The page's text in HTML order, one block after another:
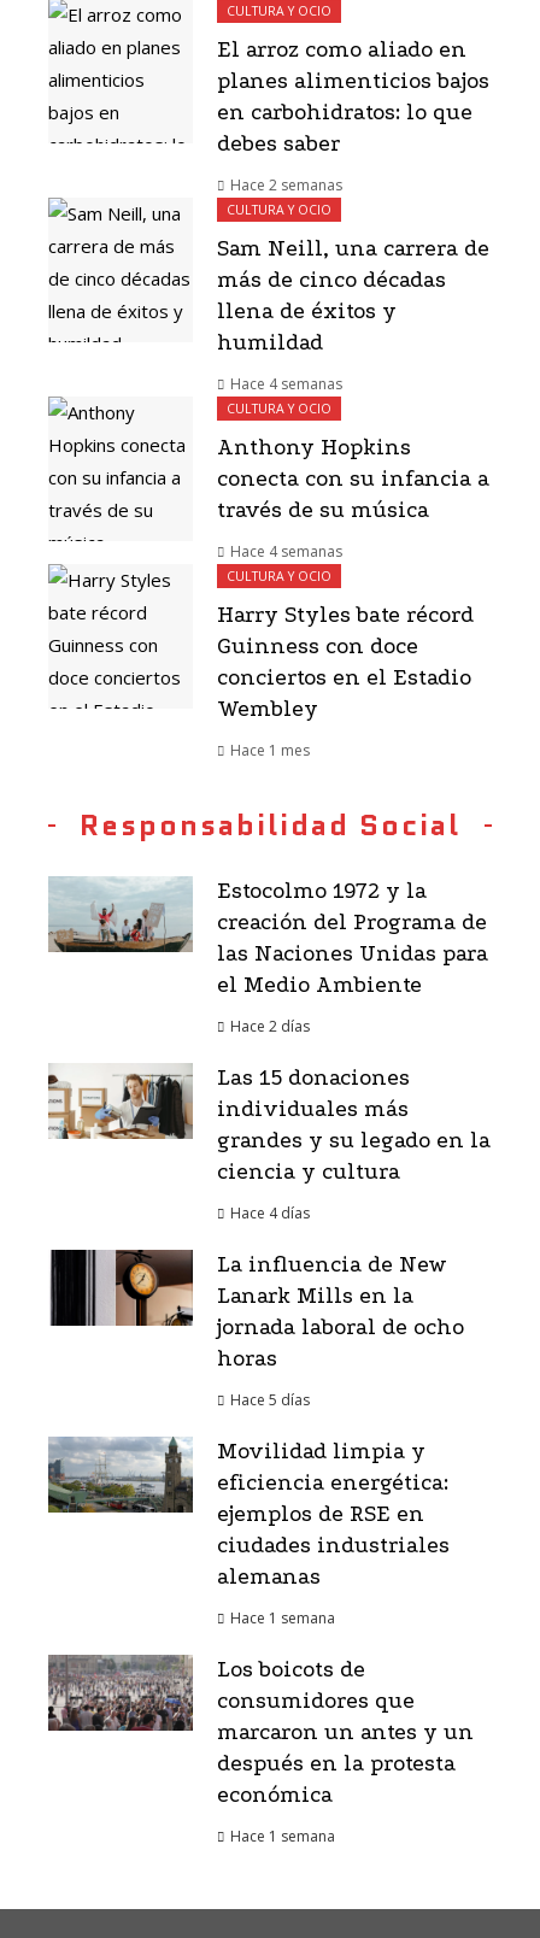
CULTURA Y OCIO
El arroz como aliado en
planes alimenticios bajos
en carbohidratos: lo que
debes saber
Hace 2 semanas
CULTURA Y OCIO
Sam Neill, una carrera de
más de cinco décadas
llena de éxitos y
humildad
Hace 4 semanas
CULTURA Y OCIO
Anthony Hopkins
conecta con su infancia a
través de su música
Hace 4 semanas
CULTURA Y OCIO
Harry Styles bate récord
Guinness con doce
conciertos en el Estadio
Wembley
Hace 1 mes
Responsabilidad Social
Estocolmo 1972 y la
creación del Programa de
las Naciones Unidas para
el Medio Ambiente
Hace 2 días
Las 15 donaciones
individuales más
grandes y su legado en la
ciencia y cultura
Hace 4 días
La influencia de New
Lanark Mills en la
jornada laboral de ocho
horas
Hace 5 días
Movilidad limpia y
eficiencia energética:
ejemplos de RSE en
ciudades industriales
alemanas
Hace 1 semana
Los boicots de
consumidores que
marcaron un antes y un
después en la protesta
económica
Hace 1 semana